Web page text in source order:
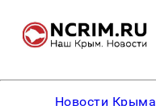
Новости Крыма